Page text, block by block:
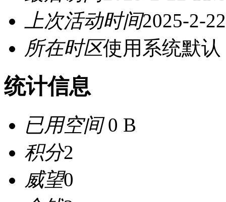
上次活动时间2025-2-
所在时区使用系统默认
统计信息
已用空间0 B
积分2
威望0